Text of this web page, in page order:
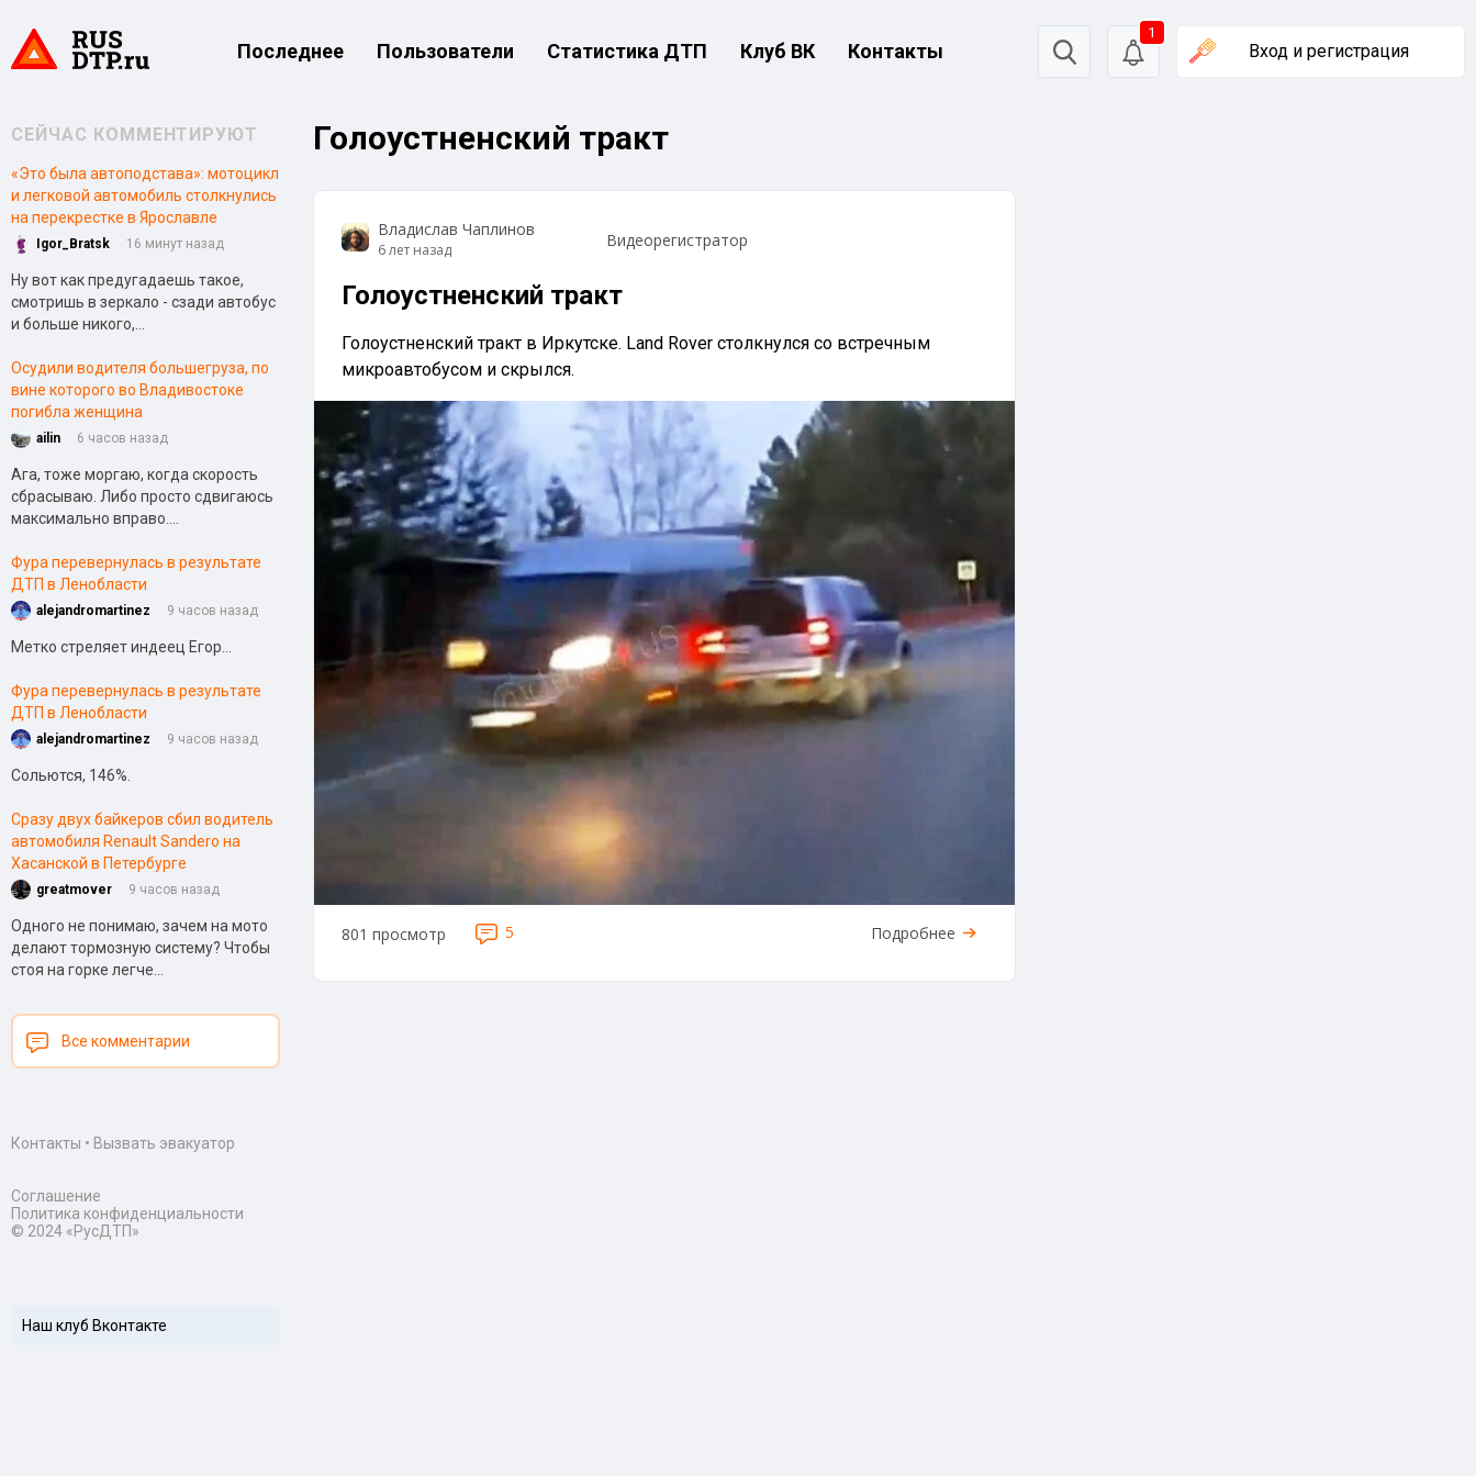
Последнее Пользователи Статистика ДТП Клуб ВК Контакты
1
Вход и регистрация
СЕЙЧАС КОММЕНТИРУЮТ
«Это была автоподстава»: мотоцикл
и легковой автомобиль столкнулись
на перекрестке в Ярославле
Igor_Bratsk 16 минут назад
Ну вот как предугадаешь такое,
смотришь в зеркало - сзади автобус
и больше никого,...
Осудили водителя большегруза, по
вине которого во Владивостоке
погибла женщина
ailin 6 часов назад
Ага, тоже моргаю, когда скорость
сбрасываю. Либо просто сдвигаюсь
максимально вправо....
Фура перевернулась в результате
ДТП в Ленобласти
alejandromartinez 9 часов назад
Метко стреляет индеец Егор...
Фура перевернулась в результате
ДТП в Ленобласти
alejandromartinez 9 часов назад
Сольются, 146%.
Сразу двух байкеров сбил водитель
автомобиля Renault Sandero на
Хасанской в Петербурге
greatmover 9 часов назад
Одного не понимаю, зачем на мото
делают тормозную систему? Чтобы
стоя на горке легче...
Все комментарии
Контакты • Вызвать эвакуатор
Соглашение
Политика конфиденциальности
© 2024 «РусДТП»
Наш клуб Вконтакте
Голоустненский тракт
Владислав Чаплинов
6 лет назад Видеорегистратор
Голоустненский тракт
Голоустненский тракт в Иркутске. Land Rover столкнулся со встречным
микроавтобусом и скрылся.
801 просмотр 5 Подробнее